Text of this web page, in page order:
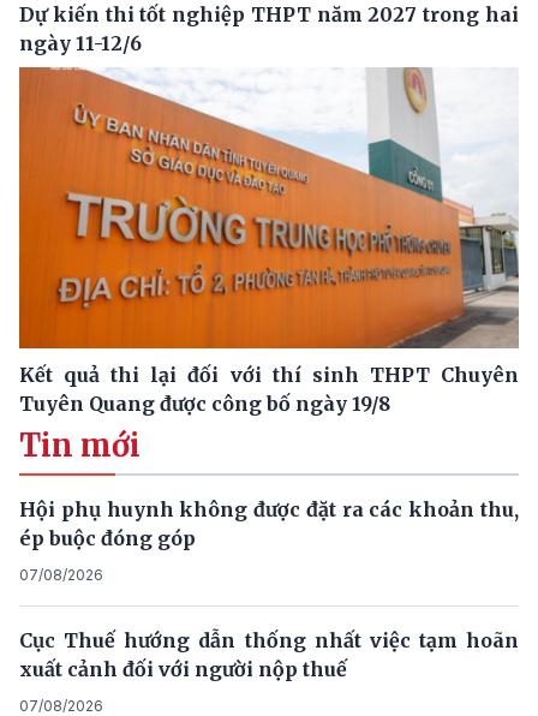
Dự kiến thi tốt nghiệp THPT năm 2027 trong hai
ngày 11-12/6
Kết quả thi lại đối với thí sinh THPT Chuyên
Tuyên Quang được công bố ngày 19/8
Tin mới
Hội phụ huynh không được đặt ra các khoản thu,
ép buộc đóng góp
07/08/2026
Cục Thuế hướng dẫn thống nhất việc tạm hoãn
xuất cảnh đối với người nộp thuế
07/08/2026